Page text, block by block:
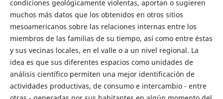
condiciones geológicamente violentas, aportan o sugieren
muchos más datos que los obtenidos en otros sitios
mesoamericanos sobre las relaciones internas entre los
miembros de las familias de su tiempo, así como entre éstas
y sus vecinas locales, en el valle o a un nivel regional. La
idea es que sus diferentes espacios como unidades de
análisis científico permiten una mejor identificación de
actividades productivas, de consumo e intercambio - entre